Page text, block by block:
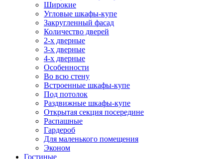
Широкие
Угловые шкафы-купе
Закругленный фасад
Количество дверей
2-х дверные
3-х дверные
4-х дверные
Особенности
Во всю стену
Встроенные шкафы-купе
Под потолок
Раздвижные шкафы-купе
Открытая секция посередине
Распашные
Гардероб
Для маленького помещения
Эконом
Гостиные